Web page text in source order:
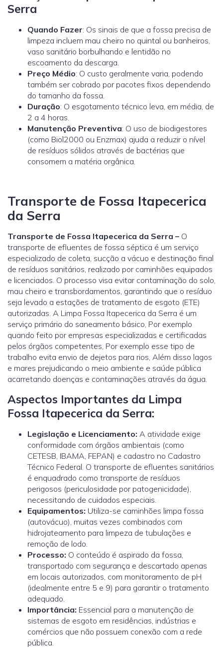
Serra
Quando Fazer: Os sinais de que a fossa precisa de
limpeza incluem mau cheiro no quintal ou banheiros,
vaso sanitário borbulhando e lentidão no
escoamento da descarga.
Preço Médio: O custo geralmente varia, podendo
também ser cobrado por pacotes fixos dependendo
do tamanho da fossa.
Duração: O esgotamento técnico leva, em média, de
2 a 4 horas.
Manutenção Preventiva: O uso de biodigestores
(como Biol2000 ou Enzmax) ajuda a reduzir o nível
de resíduos sólidos através de bactérias que
consomem a matéria orgânica.
Transporte de Fossa Itapecerica
da Serra
Transporte de Fossa Itapecerica da Serra – O
transporte de efluentes de fossa séptica é um serviço
especializado de coleta, sucção a vácuo e destinação final
de resíduos sanitários, realizado por caminhões equipados
e licenciados. O processo visa evitar contaminação do solo,
mau cheiro e transbordamentos, garantindo que o resíduo
seja levado a estações de tratamento de esgoto (ETE)
autorizadas. A Limpa Fossa Itapecerica da Serra é um
serviço primário do saneamento básico, Por exemplo
quando feito por empresas especializadas e certificadas
pelos órgãos competentes, Por exemplo esse tipo de
trabalho evita envio de dejetos para rios, Além disso lagos
e mares prejudicando o meio ambiente e saúde pública
acarretando doenças e contaminações através da água.
Aspectos Importantes da Limpa
Fossa Itapecerica da Serra:
Legislação e Licenciamento: A atividade exige
conformidade com órgãos ambientais (como
CETESB, IBAMA, FEPAN) e cadastro no Cadastro
Técnico Federal. O transporte de efluentes sanitários
é enquadrado como transporte de resíduos
perigosos (periculosidade por patogenicidade),
necessitando de cuidados especiais.
Equipamentos: Utiliza-se caminhões limpa fossa
(autovácuo), muitas vezes combinados com
hidrojateamento para limpeza de tubulações e
remoção de lodo.
Processo: O conteúdo é aspirado da fossa,
transportado com segurança e descartado apenas
em locais autorizados, com monitoramento de pH
(idealmente entre 5 e 9) para garantir o tratamento
adequado.
Importância: Essencial para a manutenção de
sistemas de esgoto em residências, indústrias e
comércios que não possuem conexão com a rede
pública.